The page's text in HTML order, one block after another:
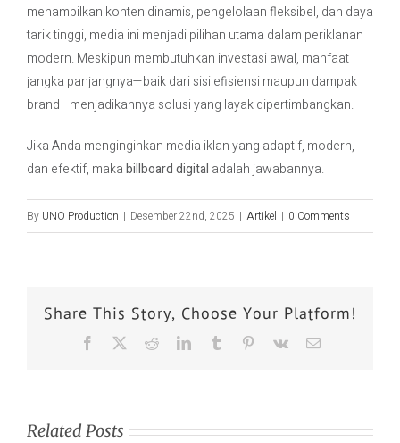
menampilkan konten dinamis, pengelolaan fleksibel, dan daya
tarik tinggi, media ini menjadi pilihan utama dalam periklanan
modern. Meskipun membutuhkan investasi awal, manfaat
jangka panjangnya—baik dari sisi efisiensi maupun dampak
brand—menjadikannya solusi yang layak dipertimbangkan.
Jika Anda menginginkan media iklan yang adaptif, modern,
dan efektif, makabillboard digital adalah jawabannya.
By UNO Production | Desember 22nd, 2025 | Artikel | 0 Comments
Share This Story, Choose Your Platform!
Related Posts